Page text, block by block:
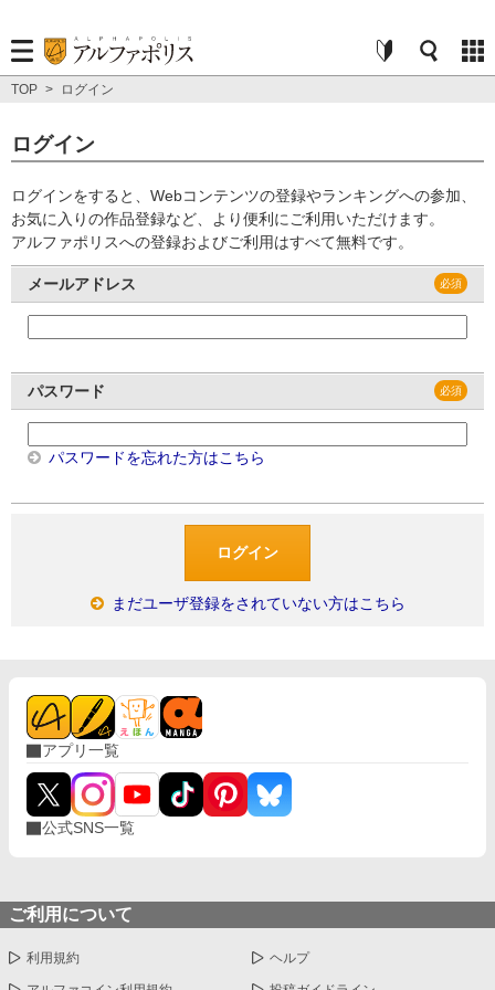
TOP > ログイン
ログイン
ログインをすると、Webコンテンツの登録やランキングへの参加、
お気に入りの作品登録など、より便利にご利用いただけます。
アルファポリスへの登録およびご利用はすべて無料です。
メールアドレス
パスワード
パスワードを忘れた方はこちら
まだユーザ登録をされていない方はこちら
アプリ一覧
公式SNS一覧
ご利用について
利用規約 ヘルプ